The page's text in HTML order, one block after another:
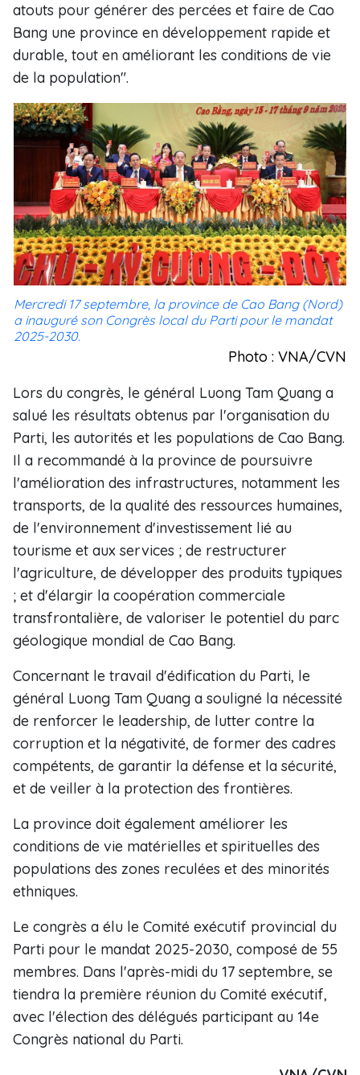
atouts pour générer des percées et faire de Cao
Bang une province en développement rapide et
durable, tout en améliorant les conditions de vie
de la population".
Mercredi 17 septembre, la province de Cao Bang (Nord)
a inauguré son Congrès local du Parti pour le mandat
2025-2030.
Photo : VNA/CVN
Lors du congrès, le général Luong Tam Quang a
salué les résultats obtenus par l'organisation du
Parti, les autorités et les populations de Cao Bang.
Il a recommandé à la province de poursuivre
l'amélioration des infrastructures, notamment les
transports, de la qualité des ressources humaines,
de l'environnement d'investissement lié au
tourisme et aux services ; de restructurer
l'agriculture, de développer des produits typiques
; et d'élargir la coopération commerciale
transfrontalière, de valoriser le potentiel du parc
géologique mondial de Cao Bang.
Concernant le travail d'édification du Parti, le
général Luong Tam Quang a souligné la nécessité
de renforcer le leadership, de lutter contre la
corruption et la négativité, de former des cadres
compétents, de garantir la défense et la sécurité,
et de veiller à la protection des frontières.
La province doit également améliorer les
conditions de vie matérielles et spirituelles des
populations des zones reculées et des minorités
ethniques.
Le congrès a élu le Comité exécutif provincial du
Parti pour le mandat 2025-2030, composé de 55
membres. Dans l'après-midi du 17 septembre, se
tiendra la première réunion du Comité exécutif,
avec l'élection des délégués participant au 14e
Congrès national du Parti.